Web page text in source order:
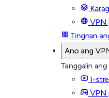
VPN
Tingnan
Ano ang
Tanggalin
I-
VPN